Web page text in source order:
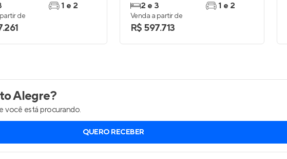
1 e 2
de
2 e 3
1 e 2
Venda a partir de
R$ 597.713
Alegre?
você está procurando.
QUERO RECEBER